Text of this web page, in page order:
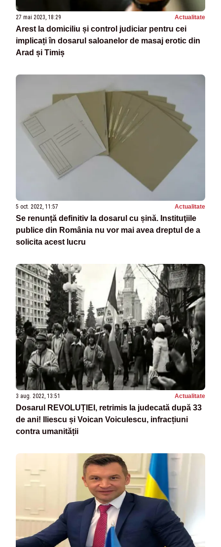
27 mai 2023, 18:29 Actualitate
Arest la domiciliu și control judiciar pentru cei
implicați în dosarul saloanelor de masaj erotic din
Arad și Timiș
5 oct. 2022, 11:57 Actualitate
Se renunță definitiv la dosarul cu șină. Instituţiile
publice din România nu vor mai avea dreptul de a
solicita acest lucru
3 aug. 2022, 13:51 Actualitate
Dosarul REVOLUȚIEI, retrimis la judecată după 33
de ani! Iliescu și Voican Voiculescu, infracțiuni
contra umanității